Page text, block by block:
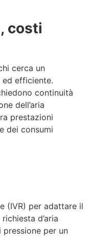
costi
cerca un
efficiente.
continuità
dell’aria
prestazioni
dei consumi
(IVR) per adattare il
d’aria
per un